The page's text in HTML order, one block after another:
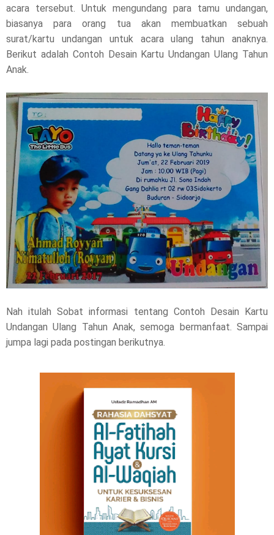
e
a
acara tersebut. Untuk mengundang para tamu undangan,
biasanya para orang tua akan membuatkan sebuah
surat/kartu undangan untuk acara ulang tahun anaknya.
Berikut adalah Contoh Desain Kartu Undangan Ulang Tahun
Anak.
Nah itulah Sobat informasi tentang Contoh Desain Kartu
Undangan Ulang Tahun Anak, semoga bermanfaat. Sampai
jumpa lagi pada postingan berikutnya.